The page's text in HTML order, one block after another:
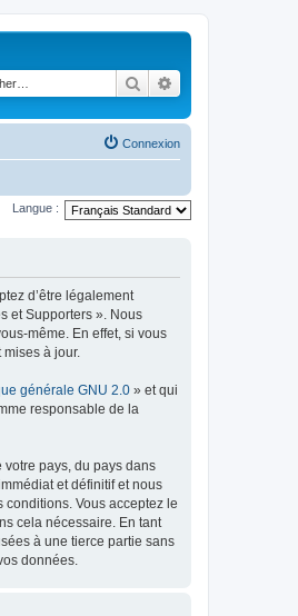
Rechercher
Connexion
Langue :
d’être légalement
et Supporters ». Nous
même. En effet, si vous
à jour.
générale GNU 2.0 » et qui
responsable de la
pays, du pays dans
et définitif et nous
conditions. Vous acceptez le
cela nécessaire. En tant
à une tierce partie sans
données.